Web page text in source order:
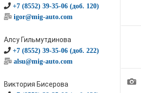
+7 (8552) 39-35-06 (доб. 120)
igor@mig-auto.com
Алсу Гильмутдинова
+7 (8552) 39-35-06 (доб. 222)
alsu@mig-auto.com
Виктория Бисерова 1